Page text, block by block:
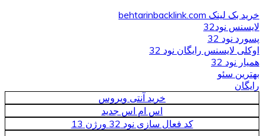
خرید بک لینک behtarinbacklink.com
لایسنس نود32
پسورد نود 32
اوکلی لایسنس رایگان نود 32
همیار نود 32
بهترین سئو
رایگان
خرید آنتی ویروس
اس ام اس جدید
کد فعال سازی نود 32 ورژن 13